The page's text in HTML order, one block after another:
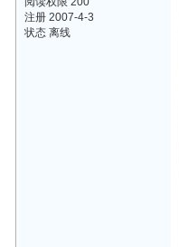
注册 2007-4-3
状态 离线